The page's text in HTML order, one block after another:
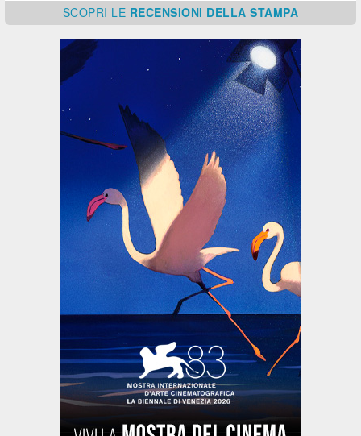
SCOPRI LE RECENSIONI DELLA STAMPA